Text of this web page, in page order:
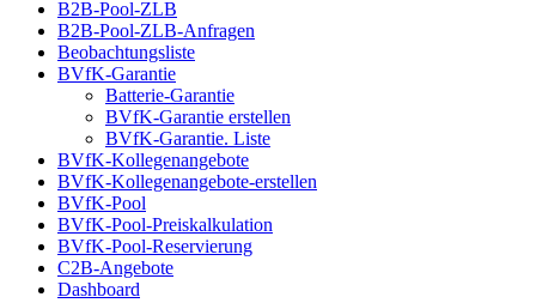
B2B-Pool-ZLB
B2B-Pool-ZLB-Anfragen
Beobachtungsliste
BVfK-Garantie
Batterie-Garantie
BVfK-Garantie erstellen
BVfK-Garantie. Liste
BVfK-Kollegenangebote
BVfK-Kollegenangebote-erstellen
BVfK-Pool
BVfK-Pool-Preiskalkulation
BVfK-Pool-Reservierung
C2B-Angebote
Dashboard